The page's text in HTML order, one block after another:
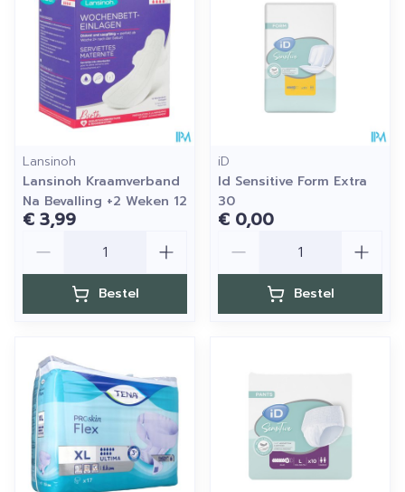
Lansinoh
Lansinoh Kraamverband
Na Bevalling +2 Weken 12
€ 3,99
Bestel
iD
Id Sensitive Form Extra
30
€ 0,00
Bestel